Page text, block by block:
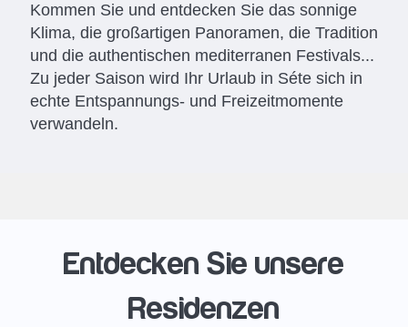
Kommen Sie und entdecken Sie das sonnige
Klima, die großartigen Panoramen, die Tradition
und die authentischen mediterranen Festivals...
Zu jeder Saison wird Ihr Urlaub in Séte sich in
echte Entspannungs- und Freizeitmomente
verwandeln.
Entdecken Sie unsere
Residenzen